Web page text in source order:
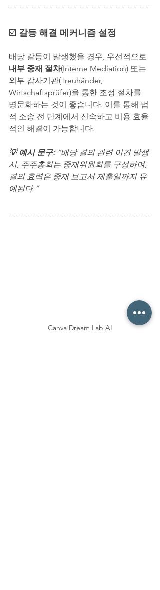
☑️ 갈등 해결 메커니즘 설정
배당 갈등이 발생했을 경우, 우선적으로
내부 중재 절차(Interne Mediation) 또는
외부 감사기관(Treuhänder,
Wirtschaftsprüfer)을 통한 조정 절차를
명문화하는 것이 좋습니다. 이를 통해 법
적 소송 전 단계에서 신속하고 비용 효율
적인 해결이 가능합니다.
💡 예시 문구: “배당 결의 관련 이견 발생
시, 주주총회는 중재위원회를 구성하며,
결의 효력은 중재 보고서 제출일까지 유
예된다.”
Canva Dream Lab AI